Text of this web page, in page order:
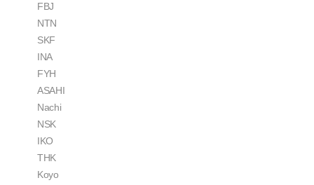
FBJ
NTN
SKF
INA
FYH
ASAHI
Nachi
NSK
IKO
THK
Koyo